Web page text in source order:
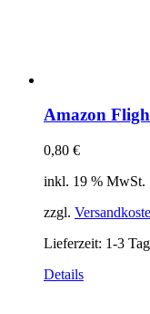
Amazon
0,80 €
inkl. 19 % MwSt.
zzgl.
Lieferzeit: 1-3
Details